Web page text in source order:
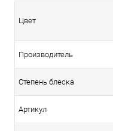
Цвет
Производитель
Степень блеска
Артикул